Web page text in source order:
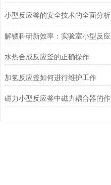
小型反应釜的安全技术的全面分析
水热合成反应釜的正确操作
加氢反应釜如何进行维护工作